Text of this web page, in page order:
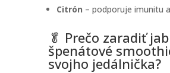
Citrón – podporuje imunitu
🥬 Prečo zaradiť
špenátové
svojho jedálnička?